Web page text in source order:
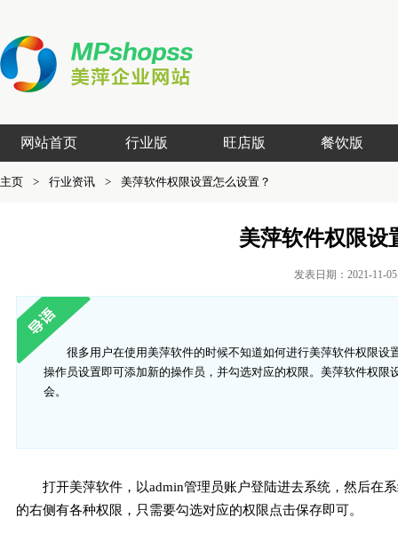
网站首页 行业版 旺店版 餐饮版
主页 > 行业资讯 > 美萍软件权限设置怎么设置？
美萍软件权限设
发表日期：2021-11-
很多用户在使用美萍软件的时候不知道如何进行美萍软件权限
操作员设置即可添加新的操作员，并勾选对应的权限。美萍软件权
会。
打开美萍软件，以admin管理员账户登陆进去系统，然后在
的右侧有各种权限，只需要勾选对应的权限点击保存即可。